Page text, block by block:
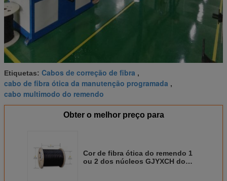
Etiquetas: Cabos de correção de fibra ,
cabo de fibra ótica da manutenção programada ,
cabo multimodo do remendo
Obter o melhor preço para
Cor de fibra ótica do remendo 1
ou 2 dos núcleos GJYXCH do